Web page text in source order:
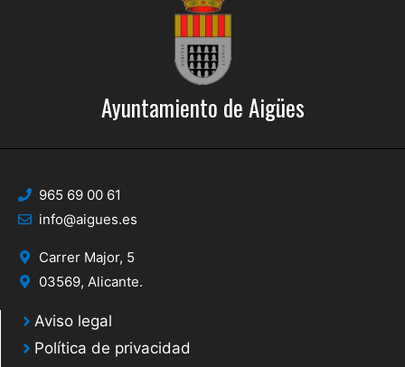
Ayuntamiento de Aigües
965 69 00 61
info@aigues.es
Carrer Major, 5
03569, Alicante.
Aviso legal
Política de privacidad